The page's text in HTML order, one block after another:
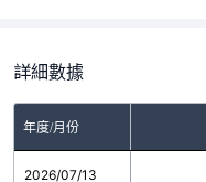
詳細數據
年度/月份
2026/07/13